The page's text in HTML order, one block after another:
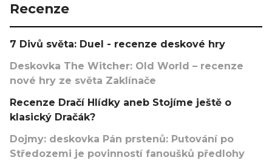
Recenze
7 Divů světa: Duel - recenze deskové hry
Deskovka The Witcher: Old World – recenze
nové hry ze světa Zaklínače
Recenze Dračí Hlídky aneb Stojíme ještě o
klasický Dračák?
Dojmy: deskovka Pán prstenů: Putování po
Středozemi je povinností fanoušků předlohy